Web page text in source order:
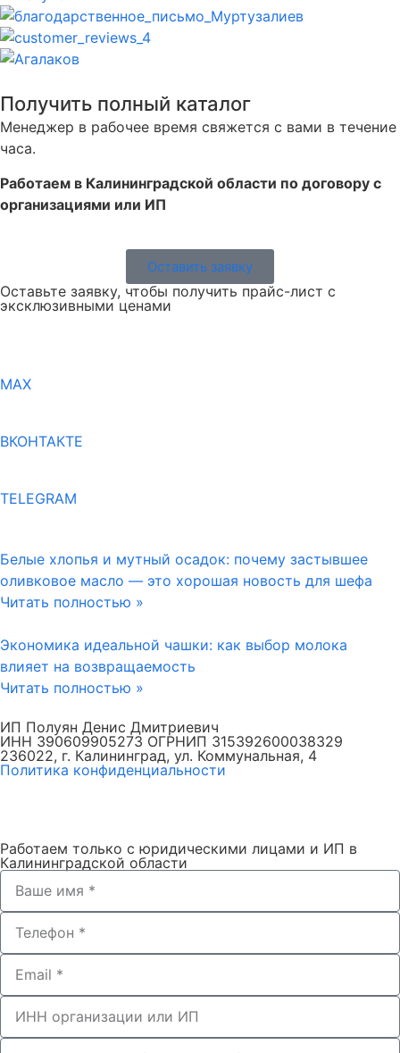
Получить полный каталог
Менеджер в рабочее время свяжется с вами в течение
часа.
Работаем в Калининградской области по договору с
организациями или ИП
Оставить заявку
Оставьте заявку, чтобы получить прайс-лист с
эксклюзивными ценами
MAX
ВКОНТАКТЕ
TELEGRAM
Белые хлопья и мутный осадок: почему застывшее
оливковое масло — это хорошая новость для шефа
Читать полностью »
Экономика идеальной чашки: как выбор молока
влияет на возвращаемость
Читать полностью »
ИП Полуян Денис Дмитриевич
ИНН 390609905273 ОГРНИП 315392600038329
236022, г. Калининград, ул. Коммунальная, 4
Политика конфиденциальности
Работаем только с юридическими лицами и ИП в
Калининградской области